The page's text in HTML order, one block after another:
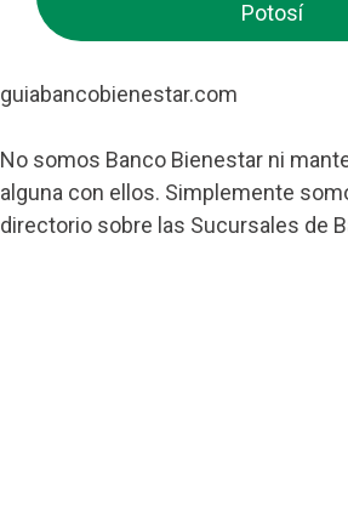
Potosí
guiabancobienestar.com
No somos Banco Bienestar ni
alguna con ellos. Simplemente
directorio sobre las Sucursales de